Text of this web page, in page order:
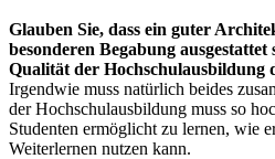
Glauben Sie, dass ein guter
besonderen Begabung ausgestattet
Qualität der Hochschulausbildung
Irgendwie muss natürlich beides
der Hochschulausbildung muss so
Studenten ermöglicht zu lernen, wie
Weiterlernen nutzen kann.